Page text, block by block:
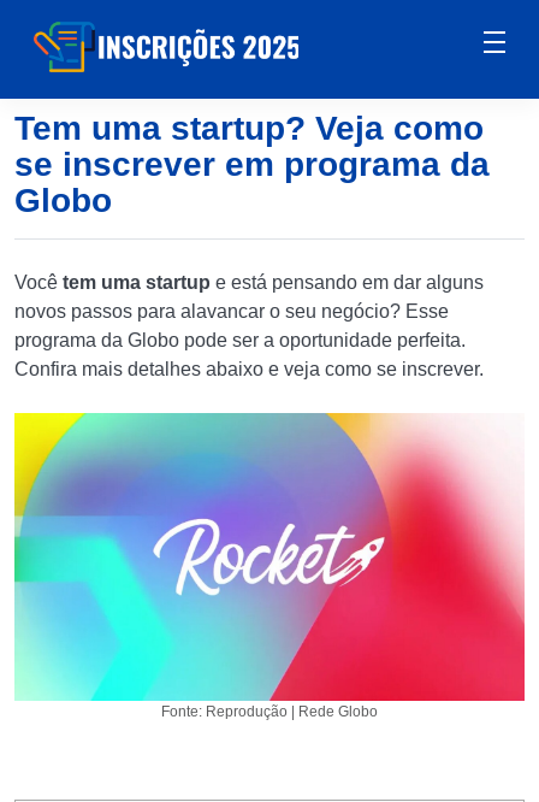
Tem uma startup? Veja como
se inscrever em programa da
Globo
Você tem uma startup e está pensando em dar alguns
novos passos para alavancar o seu negócio? Esse
programa da Globo pode ser a oportunidade perfeita.
Confira mais detalhes abaixo e veja como se inscrever.
Fonte: Reprodução | Rede Globo